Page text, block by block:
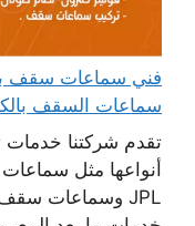
سماعات السقف
تقدم شركتنا
أنواعها مثل